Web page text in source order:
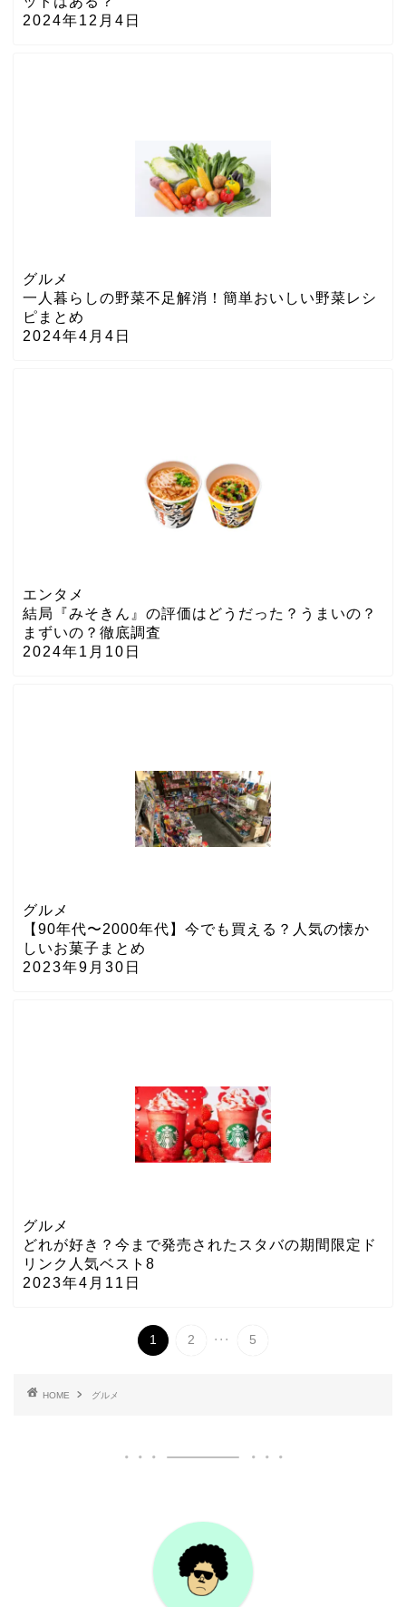
2024年12月4日
グルメ
一人暮らしの野菜不足解消！簡単おいしい野菜レシ
ピまとめ
2024年4月4日
エンタメ
結局『みそきん』の評価はどうだった？うまいの？
まずいの？徹底調査
2024年1月10日
グルメ
【90年代〜2000年代】今でも買える？人気の懐か
しいお菓子まとめ
2023年9月30日
グルメ
どれが好き？今まで発売されたスタバの期間限定ド
リンク人気ベスト8
2023年4月11日
1 2 ... 5
HOME グルメ